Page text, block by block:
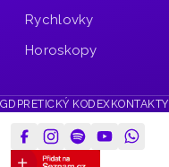
Rychlovky
Horoskopy
GDPR ETICKÝ KODEXKONTAKTY